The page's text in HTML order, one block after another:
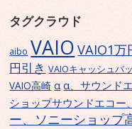
タグクラウド
aibo VAIO VAIO1万
円引き VAIOキャッシュバ
VAIO高崎 α α、サウンド
ショップサウンドエコー
ー、ソニーショップ